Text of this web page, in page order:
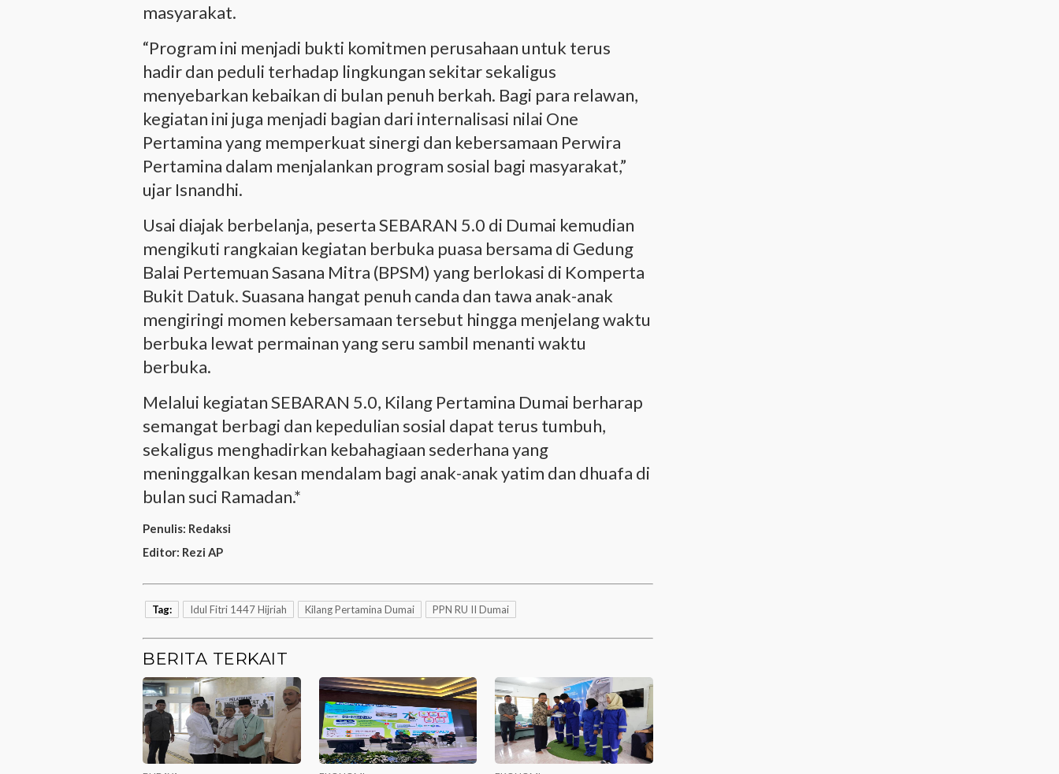
masyarakat.
“Program ini menjadi bukti komitmen perusahaan untuk terus
hadir dan peduli terhadap lingkungan sekitar sekaligus
menyebarkan kebaikan di bulan penuh berkah. Bagi para relawan,
kegiatan ini juga menjadi bagian dari internalisasi nilai One
Pertamina yang memperkuat sinergi dan kebersamaan Perwira
Pertamina dalam menjalankan program sosial bagi masyarakat,”
ujar Isnandhi.
Usai diajak berbelanja, peserta SEBARAN 5.0 di Dumai kemudian
mengikuti rangkaian kegiatan berbuka puasa bersama di Gedung
Balai Pertemuan Sasana Mitra (BPSM) yang berlokasi di Komperta
Bukit Datuk. Suasana hangat penuh canda dan tawa anak-anak
mengiringi momen kebersamaan tersebut hingga menjelang waktu
berbuka lewat permainan yang seru sambil menanti waktu
berbuka.
Melalui kegiatan SEBARAN 5.0, Kilang Pertamina Dumai berharap
semangat berbagi dan kepedulian sosial dapat terus tumbuh,
sekaligus menghadirkan kebahagiaan sederhana yang
meninggalkan kesan mendalam bagi anak-anak yatim dan dhuafa di
bulan suci Ramadan.*
Penulis: Redaksi
Editor: Rezi AP
Tag: Idul Fitri 1447 Hijriah Kilang Pertamina Dumai PPN RU II Dumai
BERITA TERKAIT